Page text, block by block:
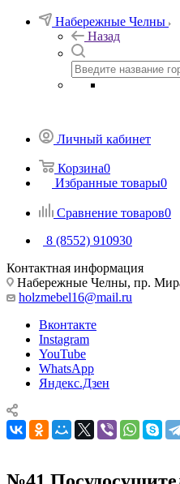
Набережные Челны
Назад
Личный кабинет
Корзина0
Избранные товары0
Сравнение товаров0
8 (8552) 910930
Контактная информация
Набережные Челны, пр.
holzmebel16@mail.ru
Вконтакте
Instagram
YouTube
WhatsApp
Яндекс.Дзен